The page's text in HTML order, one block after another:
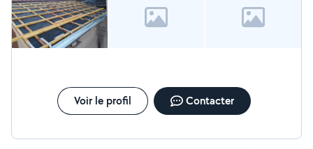
Voir le profil Contacter